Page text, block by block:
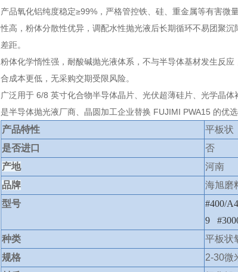
产品氧化铝纯度稳定≥99%，严格管控铁、硅、重金属等有害
性高，粉体分散性优异，调配水性抛光液后长期循环不易团聚
差距。
粉体化学惰性强，耐酸碱抛光液体系，不与半导体基材发生反
合成本更低，无采购交期受限风险。
广泛用于 6/8 英寸化合物半导体晶片、光伏超薄硅片、光学晶
是半导体抛光液厂商、晶圆加工企业替换 FUJIMI PWA15 的优选
产品特性
平板状
是否进口
否
产地
河南
品牌
海旭磨
型号
#400/
9
种类
平板状
规格
2-30微